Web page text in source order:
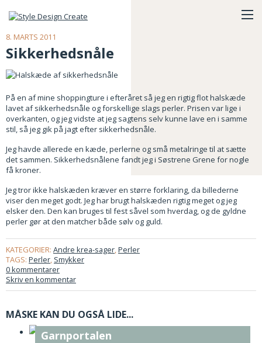
8. MARTS 2011
Sikkerhedsnåle
På en af mine shoppingture i efteråret så jeg en rigtig flot halskæde
lavet af sikkerhedsnåle og forskellige slags perler. Prisen var lige i
overkanten, og jeg vidste at jeg sagtens selv kunne lave en i samme
stil, så jeg gik på jagt efter sikkerhedsnåle.
Jeg havde allerede en kæde, perlerne og små metalringe til at sætte
det sammen. Sikkerhedsnålene fandt jeg i Søstrene Grene for nogle
få kroner.
Jeg tror ikke halskæden kræver en større forklaring, da billederne
viser den meget godt. Jeg har brugt halskæden rigtig meget og jeg
elsker den. Den kan bruges til fest såvel som hverdag, og de gyldne
perler gør at den matcher både sølv og guld.
KATEGORIER: Andre krea-sager,Perler
TAGS: Perler, Smykker
0 kommentarer
Skriv en kommentar
MÅSKE KAN DU OGSÅ LIDE...
Garnportalen